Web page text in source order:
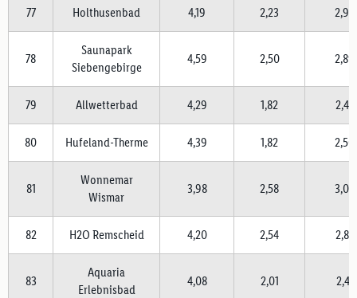
77 Holthusenbad 4,19 2,23 2,99
78
Saunapark
Siebengebirge
4,59 2,50 2,89
79 Allwetterbad 4,29 1,82 2,48
80 Hufeland-Therme 4,39 1,82 2,50
81
Wonnemar
Wismar
3,98 2,58 3,03
82 H2O Remscheid 4,20 2,54 2,82
83
Aquaria
Erlebnisbad
4,08 2,01 2,41